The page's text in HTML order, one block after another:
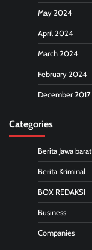
May 2024
April 2024
March 2024
February 2024
December 2017
Categories
Berita Jawa barat
Berita Kriminal
BOX REDAKSI
Business
Companies